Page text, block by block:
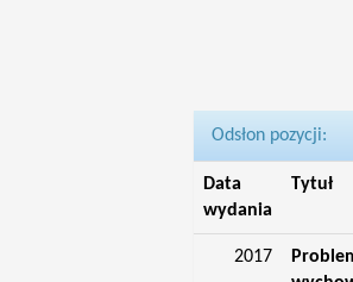
Odsłon pozycji:
Data
wydania
Tytuł
2017